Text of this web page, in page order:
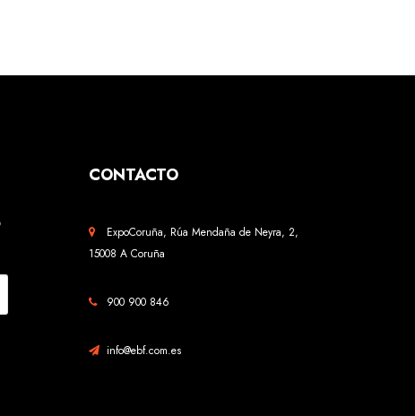
CONTACTO
ExpoCoruña, Rúa Mendaña de Neyra, 2,
15008 A Coruña
900 900 846
info@ebf.com.es